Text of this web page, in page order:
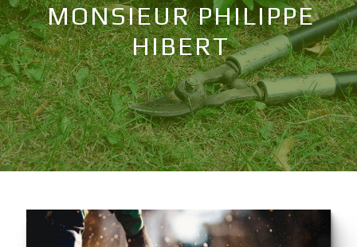
MONSIEUR PHILIPPE
HIBERT